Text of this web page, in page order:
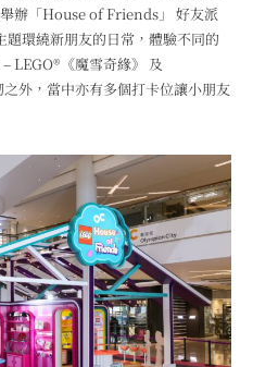
辦「House of Friends」 好友派
環繞新朋友的日常，體驗不同的
LEGO®《魔雪奇緣》 及
外，當中亦有多個打卡位讓小朋友